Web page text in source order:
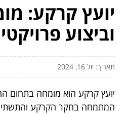
יועץ קרקע:
וביצוע
תאריך: יול 16, 2024
יועץ קרקע הוא מומחה בתחום
המתמחה בחקר הקרקע והתשתיות